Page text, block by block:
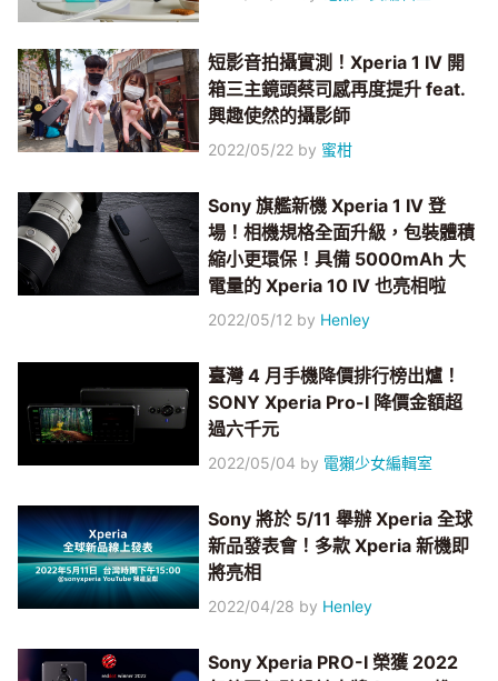
短影音拍攝實測！Xperia 1 IV 開
箱三主鏡頭蔡司感再度提升 feat.
興趣使然的攝影師
2022/05/22 by 蜜柑
Sony 旗艦新機 Xperia 1 IV 登
場！相機規格全面升級，包裝體積
縮小更環保！具備 5000mAh 大
電量的 Xperia 10 IV 也亮相啦
2022/05/12 by Henley
臺灣 4 月手機降價排行榜出爐！
SONY Xperia Pro-I 降價金額超
過六千元
2022/05/04 by 電獺少女編輯室
Sony 將於 5/11 舉辦 Xperia 全球
新品發表會！多款 Xperia 新機即
將亮相
2022/04/28 by Henley
Sony Xperia PRO-I 榮獲 2022